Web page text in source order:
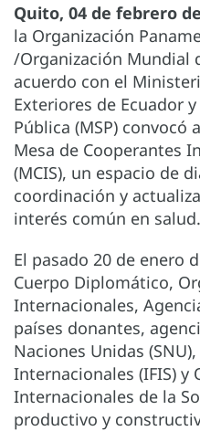
Quito, 04 de febrero
la Organización
/Organización Mundial
acuerdo con el
Exteriores de Ecuador
Pública (MSP) convocó
Mesa de Cooperantes
(MCIS), un espacio de
coordinación y
interés común en salud.
El pasado 20 de enero
Cuerpo Diplomático,
Internacionales,
países donantes,
Naciones Unidas
Internacionales (IFIS) y
Internacionales de la
productivo y